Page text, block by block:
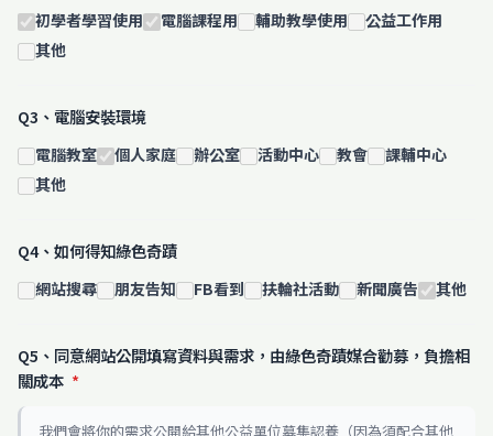
初學者學習使用 電腦課程用 輔助教學使用
公益工作用
其他
Q3、電腦安裝環境
電腦教室 個人家庭 辦公室 活動中心 教會
課輔中心
其他
Q4、如何得知綠色奇蹟
網站搜尋 朋友告知 FB看到 扶輪社活動 新聞廣告 其他
Q5、同意網站公開填寫資料與需求，由綠色奇蹟媒合勸募，負擔相
關成本 *
我們會將你的需求公開給其他公益單位募集認養（因為須配合其他